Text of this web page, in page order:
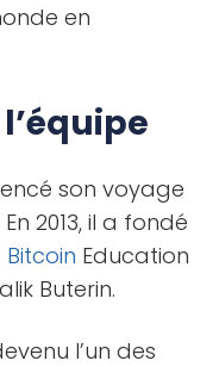
en
son voyage
2013, il a fondé
Bitcoin Education
Buterin.
l’un des